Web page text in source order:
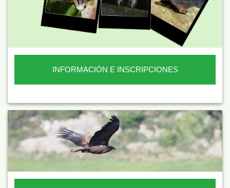
INFORMACIÓN E INSCRIPCIONES